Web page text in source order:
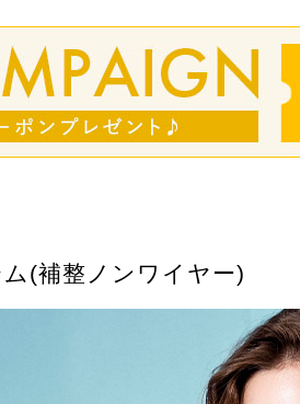
(補整ノンワイヤー)